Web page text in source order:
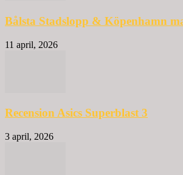
Bålsta Stadslopp & Köpenhamn
11 april, 2026
Recension Asics Superblast 3
3 april, 2026